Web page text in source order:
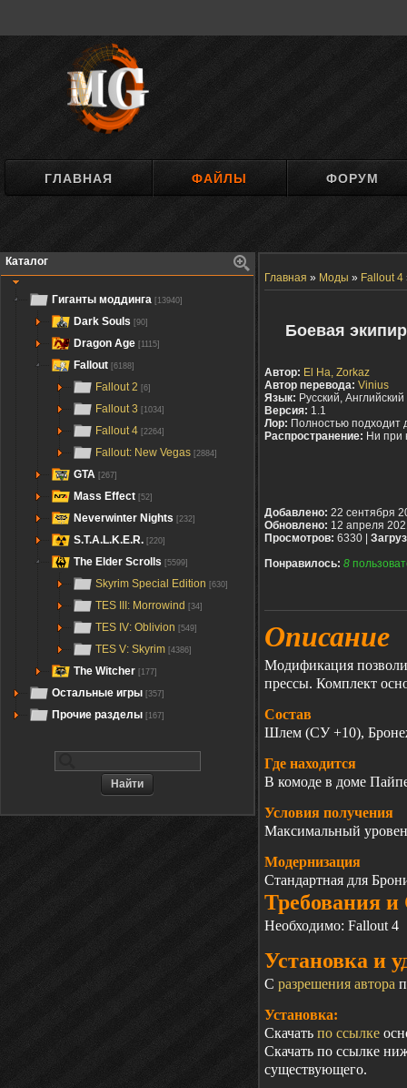
ГЛАВНАЯ ФАЙЛЫ ФОРУМ
Каталог
Гиганты моддинга [13940]
Dark Souls [90]
Dragon Age [1115]
Fallout [6188]
Fallout 2 [6]
Fallout 3 [1034]
Fallout 4 [2264]
Fallout: New Vegas [2884]
GTA [267]
Mass Effect [52]
Neverwinter Nights [232]
S.T.A.L.K.E.R. [220]
The Elder Scrolls [5599]
Skyrim Special Edition [630]
TES III: Morrowind [34]
TES IV: Oblivion [549]
TES V: Skyrim [4386]
The Witcher [177]
Остальные игры [357]
Прочие разделы [167]
Главная » Моды » Fallout 4
Боевая
Автор: El Ha, Zorkaz
Автор перевода: Vinius
Язык: Русский, Английский
Версия: 1.1
Лор: Полностью подходит
Распространение: Ни при
Добавлено: 22 сентября
Обновлено: 12 апреля
Просмотров: 6330 |
Понравилось: 8
Описание
Модификация
прессы. Комплект
Состав
Шлем (СУ +10),
Где находится
В комоде в доме
Условия получения
Максимальный
Модернизация
Стандартная для
Требования и
Необходимо: Fallout 4
Установка и
С разрешения автора
Установка:
Скачать по ссылке
Скачать по ссылке
существующего.